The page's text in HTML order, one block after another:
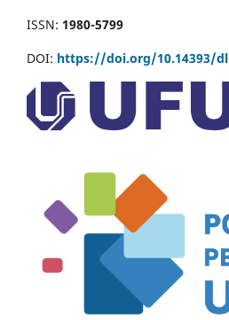
ISSN: 1980-5799
DOI: https://doi.org/10.14393/dl